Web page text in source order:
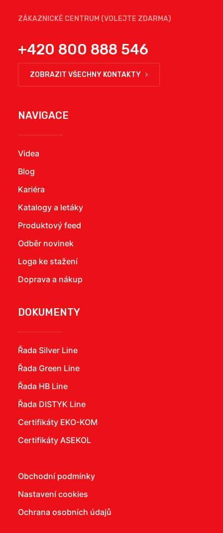
ZÁKAZNICKÉ CENTRUM (VOLEJTE ZDARMA)
+420 800 888 546
ZOBRAZIT VŠECHNY KONTAKTY
NAVIGACE
Videa
Blog
Kariéra
Katalogy a letáky
Produktový feed
Odběr novinek
Loga ke stažení
Doprava a nákup
DOKUMENTY
Řada Silver Line
Řada Green Line
Řada HB Line
Řada DISTYK Line
Certifikáty EKO-KOM
Certifikáty ASEKOL
Obchodní podmínky
Nastavení cookies
Ochrana osobních údajů